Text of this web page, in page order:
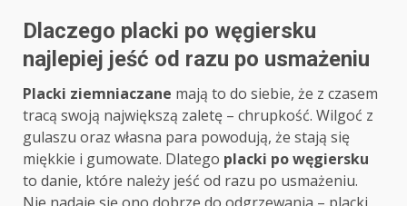
Dlaczego placki po węgiersku
najlepiej jeść od razu po usmażeniu
Placki ziemniaczane mają to do siebie, że z czasem
tracą swoją największą zaletę – chrupkość. Wilgoć z
gulaszu oraz własna para powodują, że stają się
miękkie i gumowate. Dlatego placki po węgiersku
to danie, które należy jeść od razu po usmażeniu.